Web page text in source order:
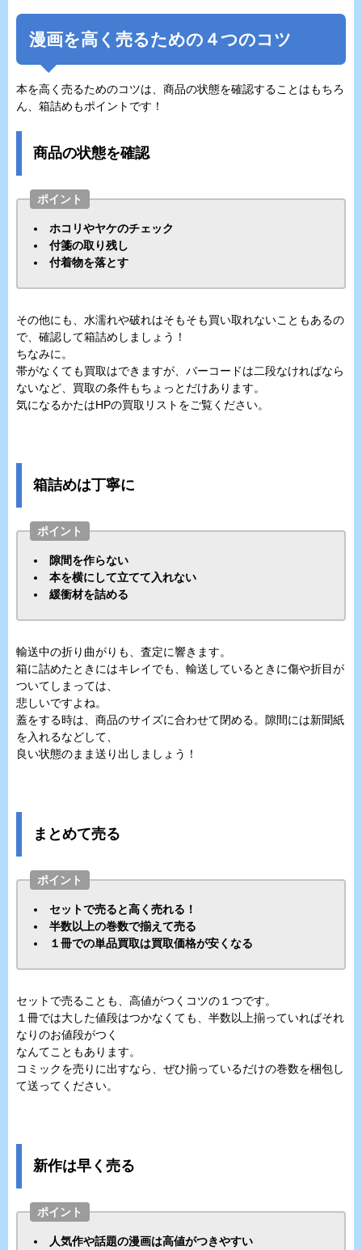
漫画を高く売るための４つのコツ
本を高く売るためのコツは、商品の状態を確認することはもちろ
ん、箱詰めもポイントです！
商品の状態を確認
ポイント
ホコリやヤケのチェック
付箋の取り残し
付着物を落とす
その他にも、水濡れや破れはそもそも買い取れないこともあるの
で、確認して箱詰めしましょう！
ちなみに。
帯がなくても買取はできますが、バーコードは二段なければなら
ないなど、買取の条件もちょっとだけあります。
気になるかたはHPの買取リストをご覧ください。
箱詰めは丁寧に
ポイント
隙間を作らない
本を横にして立てて入れない
緩衝材を詰める
輸送中の折り曲がりも、査定に響きます。
箱に詰めたときにはキレイでも、輸送しているときに傷や折目が
ついてしまっては、
悲しいですよね。
蓋をする時は、商品のサイズに合わせて閉める。隙間には新聞紙
を入れるなどして、
良い状態のまま送り出しましょう！
まとめて売る
ポイント
セットで売ると高く売れる！
半数以上の巻数で揃えて売る
１冊での単品買取は買取価格が安くなる
セットで売ることも、高値がつくコツの１つです。
１冊では大した値段はつかなくても、半数以上揃っていればそれ
なりのお値段がつく
なんてこともあります。
コミックを売りに出すなら、ぜひ揃っているだけの巻数を梱包し
て送ってください。
新作は早く売る
ポイント
人気作や話題の漫画は高値がつきやすい